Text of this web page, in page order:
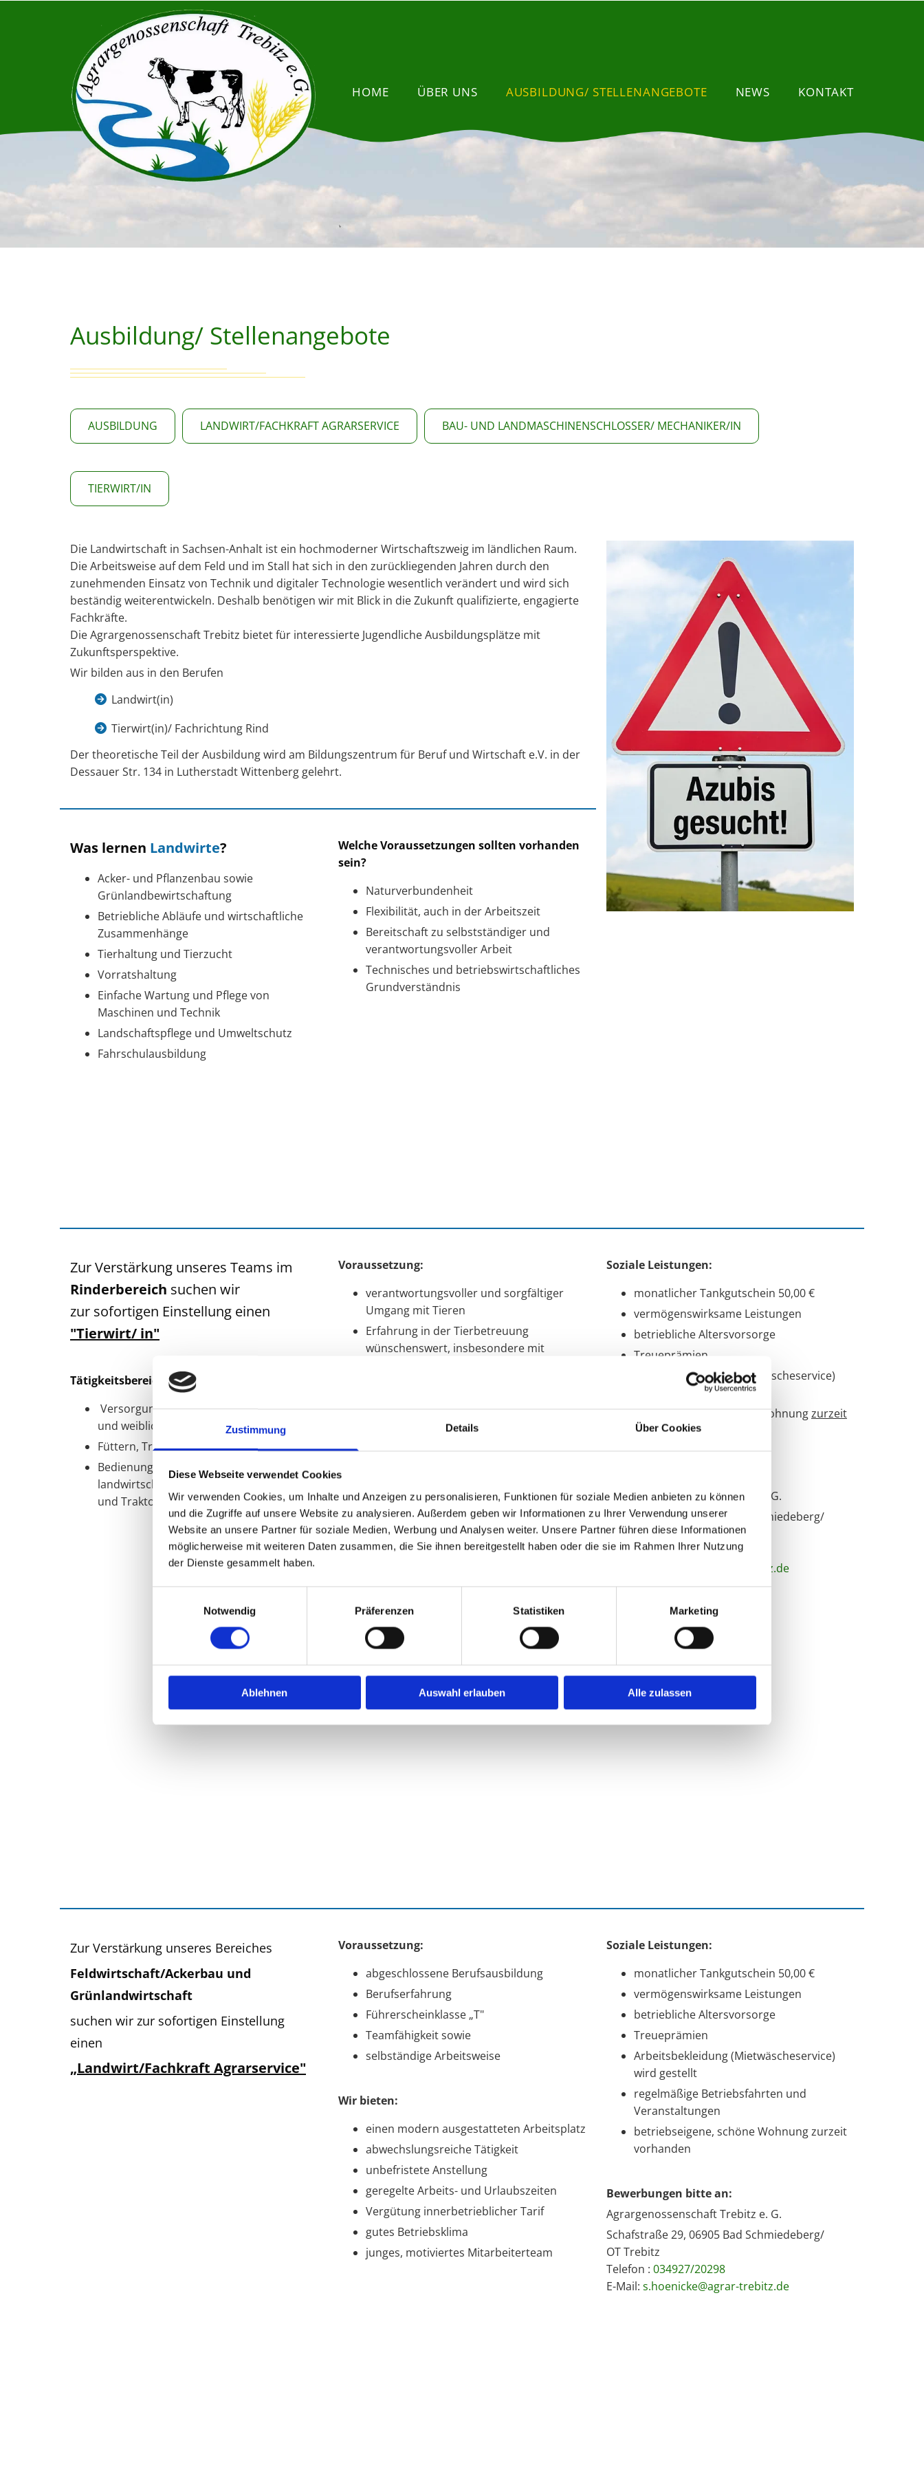
Zustimmung Details Über Cookies
Diese Webseite verwendet Cookies
Wir verwenden Cookies, um Inhalte und Anzeigen zu personalisieren, Funktionen für soziale Medien anbieten zu können
und die Zugriffe auf unsere Website zu analysieren. Außerdem geben wir Informationen zu Ihrer Verwendung unserer
Website an unsere Partner für soziale Medien, Werbung und Analysen weiter. Unsere Partner führen diese Informationen
möglicherweise mit weiteren Daten zusammen, die Sie ihnen bereitgestellt haben oder die sie im Rahmen Ihrer Nutzung
der Dienste gesammelt haben.
Notwendig
Präferenzen Statistiken Marketing
Ablehnen Auswahl erlauben Alle zulassen
HOME ÜBER UNS AUSBILDUNG/ STELLENANGEBOTE NEWS KONTAKT
Ausbildung/ Stellenangebote
AUSBILDUNG LANDWIRT/FACHKRAFT AGRARSERVICE BAU- UND LANDMASCHINENSCHLOSSER/ MECHANIKER/IN
TIERWIRT/IN
Die Landwirtschaft in Sachsen-Anhalt ist ein hochmoderner Wirtschaftszweig im ländlichen Raum.
Die Arbeitsweise auf dem Feld und im Stall hat sich in den zurückliegenden Jahren durch den
zunehmenden Einsatz von Technik und digitaler Technologie wesentlich verändert und wird sich
beständig weiterentwickeln. Deshalb benötigen wir mit Blick in die Zukunft qualifizierte, engagierte
Fachkräfte.
Die Agrargenossenschaft Trebitz bietet für interessierte Jugendliche Ausbildungsplätze mit
Zukunftsperspektive.
Wir bilden aus in den Berufen
Landwirt(in)
Tierwirt(in)/ Fachrichtung Rind
Der theoretische Teil der Ausbildung wird am Bildungszentrum für Beruf und Wirtschaft e.V. in der
Dessauer Str. 134 in Lutherstadt Wittenberg gelehrt.
Was lernen Landwirte?
Acker- und Pflanzenbau sowie
Grünlandbewirtschaftung
Betriebliche Abläufe und wirtschaftliche
Zusammenhänge
Tierhaltung und Tierzucht
Vorratshaltung
Einfache Wartung und Pflege von
Maschinen und Technik
Landschaftspflege und Umweltschutz
Fahrschulausbildung
Welche Voraussetzungen sollten vorhanden
sein?
Naturverbundenheit
Flexibilität, auch in der Arbeitszeit
Bereitschaft zu selbstständiger und
verantwortungsvoller Arbeit
Technisches und betriebswirtschaftliches
Grundverständnis
Zur Verstärkung unseres Teams im
Rinderbereich suchen wir
zur sofortigen Einstellung einen
"Tierwirt/ in"
Tätigkeitsbereich:
Versorgung und Betreuung von Kälbern
und weiblichen Zuchttieren
Füttern, Tränken, allgemeine Tierpflege
Bedienung und Pflege von
landwirtschaftlichen Maschinen (Radlader
und Traktor)
Voraussetzung:
verantwortungsvoller und sorgfältiger
Umgang mit Tieren
Erfahrung in der Tierbetreuung
wünschenswert, insbesondere mit
Führerscheinklasse „B"
Wir bieten:
unbefristete Anstellung
geregelte Arbeits- und Urlaubszeiten
gutes Betriebsklima
individuelle Weiterbildungsmöglichkeiten
Soziale Leistungen:
monatlicher Tankgutschein 50,00 €
vermögenswirksame Leistungen
betriebliche Altersvorsorge
Treueprämien
Arbeitsbekleidung (Mietwäscheservice)
betriebseigene, schöne Wohnungzurzeit
vorhanden
Agrargenossenschaft Trebitz e. G.
Schafstraße 29, 06905 Bad Schmiedeberg/
OT Trebitz
Telefon :034927/20298
s.hoenicke@agrar-trebitz.de
Zur Verstärkung unseres Bereiches
Feldwirtschaft/Ackerbau und
Grünlandwirtschaft
suchen wir zur sofortigen Einstellung
einen
„Landwirt/Fachkraft Agrarservice"
Voraussetzung:
abgeschlossene Berufsausbildung
Berufserfahrung
Führerscheinklasse „T"
Teamfähigkeit sowie
selbständige Arbeitsweise
Wir bieten:
einen modern ausgestatteten Arbeitsplatz
abwechslungsreiche Tätigkeit
unbefristete Anstellung
geregelte Arbeits- und Urlaubszeiten
Vergütung innerbetrieblicher Tarif
gutes Betriebsklima
junges, motiviertes Mitarbeiterteam
Soziale Leistungen:
monatlicher Tankgutschein 50,00 €
vermögenswirksame Leistungen
betriebliche Altersvorsorge
Treueprämien
Arbeitsbekleidung (Mietwäscheservice)
wird gestellt
regelmäßige Betriebsfahrten und
Veranstaltungen
betriebseigene, schöne Wohnung zurzeit
vorhanden
Bewerbungen bitte an:
Agrargenossenschaft Trebitz e. G.
Schafstraße 29, 06905 Bad Schmiedeberg/
OT Trebitz
Telefon : 034927/20298
E-Mail: s.hoenicke@agrar-trebitz.de